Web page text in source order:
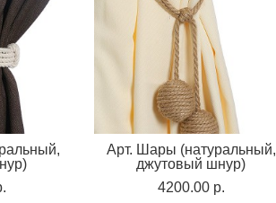
Арт. Шары (натуральный,
джутовый шнур)
4200.00 p.